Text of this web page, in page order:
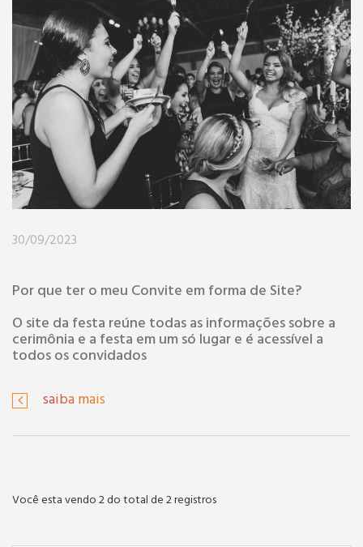
30/09/2023
Por que ter o meu Convite em forma de Site?
O site da festa reúne todas as informações sobre a
cerimônia e a festa em um só lugar e é acessível a
todos os convidados
saiba mais
Você esta vendo 2 do total de 2 registros